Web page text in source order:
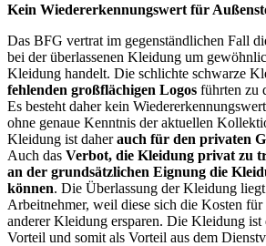
Kein Wiedererkennungswert für
Das BFG vertrat im gegenständlichen Fall
bei der überlassenen Kleidung um
Kleidung handelt. Die schlichte schwarze
fehlenden großflächigen Logos führten zu
Es besteht daher kein
ohne genaue Kenntnis der aktuellen
Kleidung ist daherauch für den privaten
Auch das Verbot, die Kleidung privat zu
an der grundsätzlichen Eignung die
können. Die Überlassung der Kleidung
Arbeitnehmer, weil diese sich die Kosten
anderer Kleidung ersparen. Die Kleidung ist
Vorteil und somit als Vorteil aus dem